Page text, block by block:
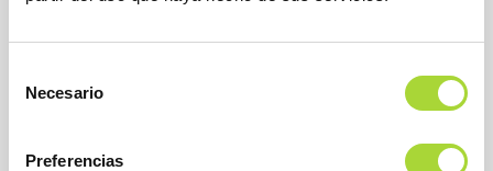
Necesario
Preferencias
READ MORE